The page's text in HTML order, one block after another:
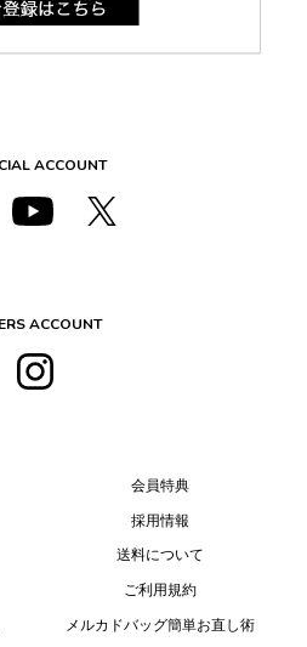
ACCOUNT
ACCOUNT
会員特典
採用情報
送料について
ご利用規約
メルカドバッグ簡単お直し術